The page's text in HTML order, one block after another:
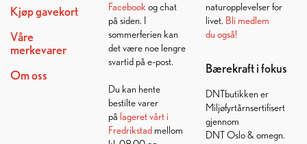
Kjøp gavekort
Våre
merkevarer
Om oss
Facebook og chat
på siden. I
sommerferien kan
det være noe lengre
svartid på e-post.
Du kan hente
bestilte varer
på lageret vårt i
Fredrikstadmellom
naturopplevelser for
livet. Bli medlem
du også!
Bærekraft i fokus
DNTbutikken er
Miljøfyrtårnsertifisert
gjennom
DNT Oslo & omegn.